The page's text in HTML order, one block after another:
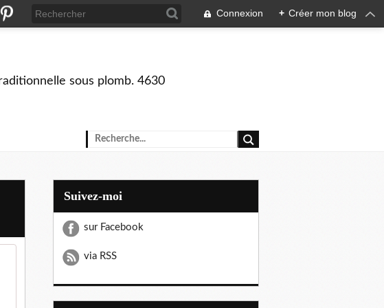
Connexion + Créer mon blog
sous plomb. 4630
Suivez-moi
sur Facebook
via RSS